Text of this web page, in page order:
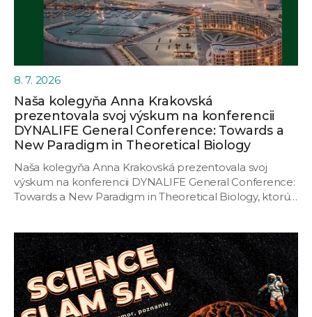
Naša kolegyňa Anna Krakovská
prezentovala svoj výskum na konferencii
DYNALIFE General Conference: Towards a
New Paradigm in Theoretical Biology
8. 7. 2026
Naša kolegyňa Anna Krakovská prezentovala svoj
výskum na konferencii DYNALIFE General Conference:
Towards a New Paradigm in Theoretical Biology, ktorú…